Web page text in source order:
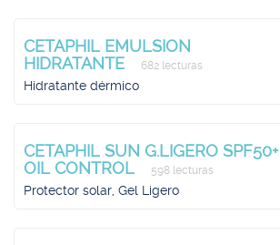
CETAPHIL EMULSION
HIDRATANTE
682 lecturas
Hidratante dérmico
CETAPHIL SUN G.LIGERO SPF50+
OIL CONTROL
598 lecturas
Protector solar, Gel Ligero